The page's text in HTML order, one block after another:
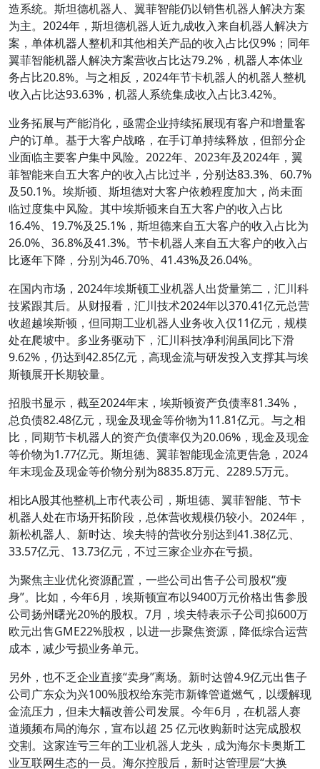
造系统。斯坦德机器人、翼菲智能仍以销售机器人解决方案
为主。2024年，斯坦德机器人近九成收入来自机器人解决方
案，单体机器人整机和其他相关产品的收入占比仅9%；同年
翼菲智能机器人解决方案营收占比达79.2%，机器人本体业
务占比20.8%。与之相反，2024年节卡机器人的机器人整机
收入占比达93.63%，机器人系统集成收入占比3.42%。
业务拓展与产能消化，亟需企业持续拓展现有客户和增量客
户的订单。基于大客户战略，在手订单持续释放，但部分企
业面临主要客户集中风险。2022年、2023年及2024年，翼
菲智能来自五大客户的收入占比过半，分别达83.3%、60.7%
及50.1%。埃斯顿、斯坦德对大客户依赖程度加大，尚未面
临过度集中风险。其中埃斯顿来自五大客户的收入占比
16.4%、19.7%及25.1%，斯坦德来自五大客户的收入占比为
26.0%、36.8%及41.3%。节卡机器人来自五大客户的收入占
比逐年下降，分别为46.70%、41.43%及26.04%。
在国内市场，2024年埃斯顿工业机器人出货量第二，汇川科
技紧跟其后。从财报看，汇川技术2024年以370.41亿元总营
收超越埃斯顿，但同期工业机器人业务收入仅11亿元，规模
处在爬坡中。多业务驱动下，汇川科技净利润虽同比下滑
9.62%，仍达到42.85亿元，高现金流与研发投入支撑其与埃
斯顿展开长期较量。
招股书显示，截至2024年末，埃斯顿资产负债率81.34%，
总负债82.48亿元，现金及现金等价物为11.81亿元。与之相
比，同期节卡机器人的资产负债率仅为20.06%，现金及现金
等价物为1.77亿元。斯坦德、翼菲智能现金流更告急，2024
年末现金及现金等价物分别为8835.8万元、2289.5万元。
相比A股其他整机上市代表公司，斯坦德、翼菲智能、节卡
机器人处在市场开拓阶段，总体营收规模仍较小。2024年，
新松机器人、新时达、埃夫特的营收分别达到41.38亿元、
33.57亿元、13.73亿元，不过三家企业亦在亏损。
为聚焦主业优化资源配置，一些公司出售子公司股权“瘦
身”。比如，今年6月，埃斯顿宣布以9400万元价格出售参股
公司扬州曙光20%的股权。7月，埃夫特表示子公司拟600万
欧元出售GME22%股权，以进一步聚焦资源，降低综合运营
成本，减少亏损业务单元。
另外，也不乏企业直接“卖身”离场。新时达曾4.9亿元出售子
公司广东众为兴100%股权给东莞市新锋管道燃气，以缓解现
金流压力，但未大幅改善公司发展。今年6月，在机器人赛
道频频布局的海尔，宣布以超 25 亿元收购新时达完成股权
交割。这家连亏三年的工业机器人龙头，成为海尔卡奥斯工
业互联网生态的一员。海尔控股后，新时达管理层“大换